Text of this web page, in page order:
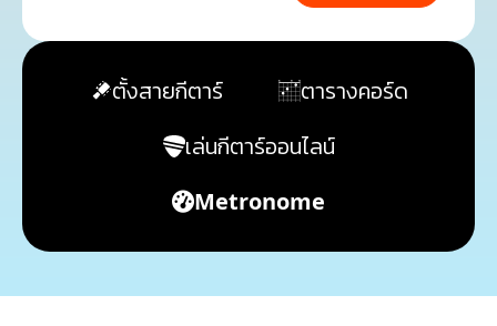
ตั้งสายกีตาร์
ตารางคอร์ด
เล่นกีตาร์ออนไลน์
Metronome